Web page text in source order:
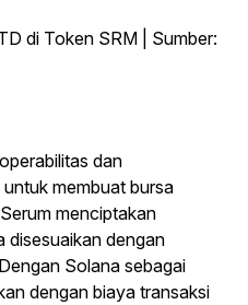
di Token SRM | Sumber:
dan
membuat bursa
menciptakan
disesuaikan dengan
Solana sebagai
dengan biaya transaksi